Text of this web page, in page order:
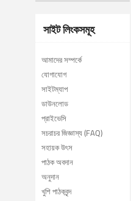
সাইট লিংকসমূহ
আমাদের সম্পর্কে
যোগাযোগ
সাইটম্যাপ
ডাউনলোড
প্রাইভেসি
সচরাচর জিজ্ঞাস্য (FAQ)
সহায়ক উৎস
পাঠক অবদান
অনুদান
খুশি পাঠকবৃন্দ